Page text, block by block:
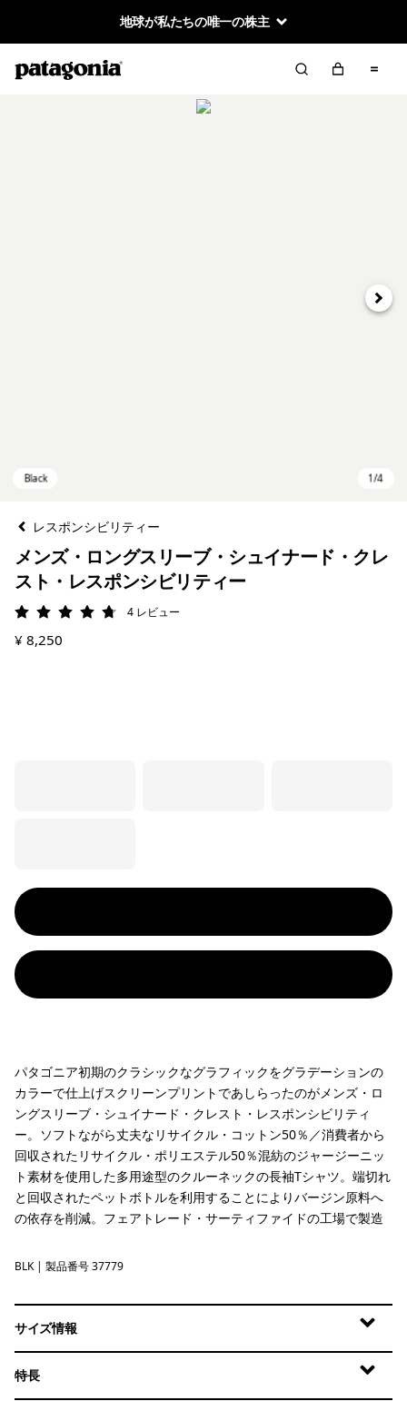
地球が私たちの唯一の株主
次へ
レスポンシビリティー
メンズ・ロングスリーブ・シュイナード・クレ
スト・レスポンシビリティー
評価: 4.8 / 5
4 レビュー
¥ 8,250
パタゴニア初期のクラシックなグラフィックをグラデーションの
カラーで仕上げスクリーンプリントであしらったのがメンズ・ロ
ングスリーブ・シュイナード・クレスト・レスポンシビリティ
ー。ソフトながら丈夫なリサイクル・コットン50％／消費者から
回収されたリサイクル・ポリエステル50％混紡のジャージーニッ
ト素材を使用した多用途型のクルーネックの長袖Tシャツ。端切れ
と回収されたペットボトルを利用することによりバージン原料へ
の依存を削減。フェアトレード・サーティファイドの工場で製造
Black
BLK | 製品番号 37779
サイズ情報
特長